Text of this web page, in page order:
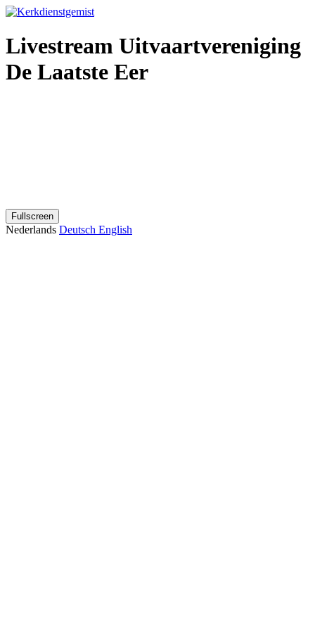
Livestream Uitvaartvereniging
De Laatste Eer
Fullscreen
Nederlands Deutsch English